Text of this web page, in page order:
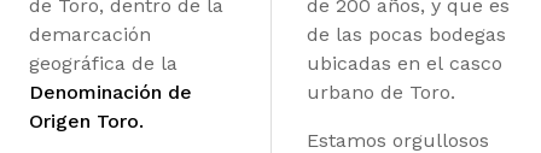
de Toro, dentro de la
demarcación
geográfica de la
Denominación de
Origen Toro.
de 200 años, y que es
de las pocas bodegas
ubicadas en el casco
urbano de Toro.
Estamos orgullosos